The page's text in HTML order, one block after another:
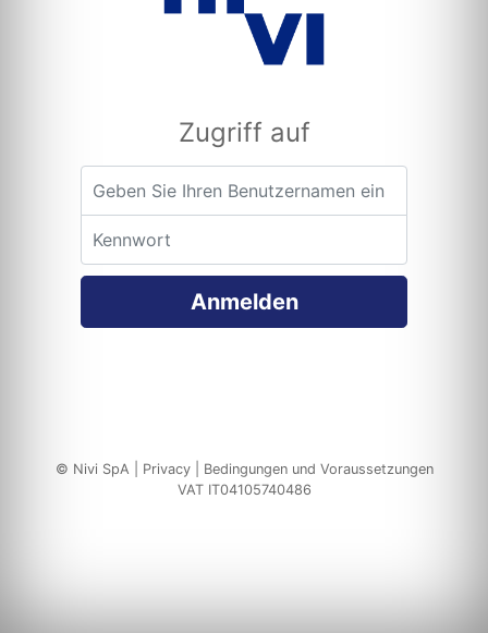
Zugriff auf
Anmelden
© Nivi SpA | Privacy| Bedingungen und Voraussetzungen
VAT IT04105740486